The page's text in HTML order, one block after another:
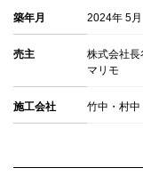
築年月 2024年 5月
売主
株式会社
マリモ
施工会社 竹中・村